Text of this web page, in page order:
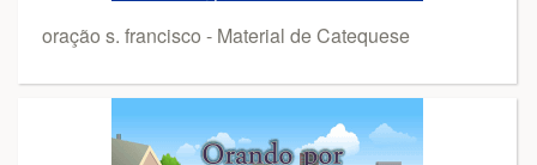
oração s. francisco - Material de Catequese